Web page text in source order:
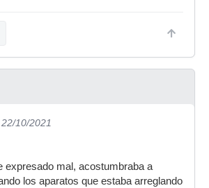
10/2021
expresado mal, acostumbraba a
los aparatos que estaba arreglando